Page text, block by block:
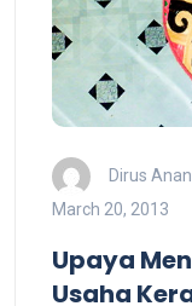
Dirus
March 20, 2013
Upaya
Usaha